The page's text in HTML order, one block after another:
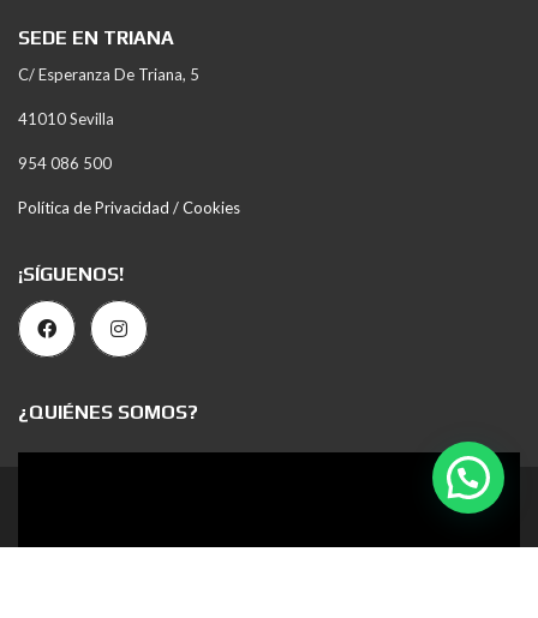
SEDE EN TRIANA
C/ Esperanza De Triana, 5
41010 Sevilla
954 086 500
Política de Privacidad / Cookies
¡SÍGUENOS!
¿QUIÉNES SOMOS?